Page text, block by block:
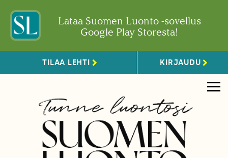
Lataa Suomen Luonto -sovellus
Google Play Storesta!
TILAA LEHTI KIRJAUDU